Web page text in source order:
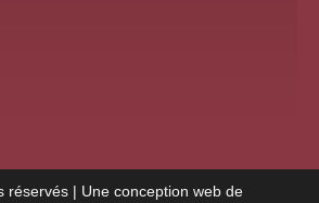
réservés | Une conception web de